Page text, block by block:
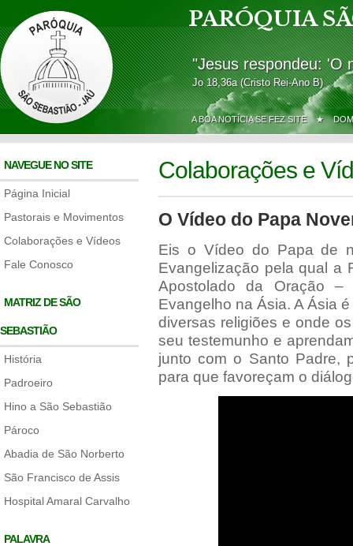
PARÓQUIA
"Jesus respondeu: 'O
Jo 18,36a (Cristo Rei-Ano B)
A BOA NOTÍCIA SE FEZ SITE ★
NAVEGUE NO SITE
Página Inicial
Pastorais e Movimentos
Colaborações e Vídeos
Fale Conosco
MATRIZ DE SÃO
SEBASTIÃO
História
Padroeiro
Hino a São Sebastião
Pároco
Abadia de São Norberto
São Francisco de Assis
Hospital Amaral Carvalho
PALAVRA
Colaborações e
O Vídeo do Papa
Eis o Vídeo do Papa de
Evangelização pela qual a
Apostolado da Oração
Evangelho na Ásia. A Ásia
diversas religiões e onde
seu testemunho e
junto com o Santo Padre,
para que favoreçam o